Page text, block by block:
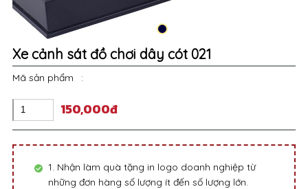
Xe cảnh sát đồ chơi dây cót 021
Mã sản phẩm :
150,000đ
1. Nhận làm quà tặng in logo doanh nghiệp từ
những đơn hàng số lượng ít đến số lượng lớn.